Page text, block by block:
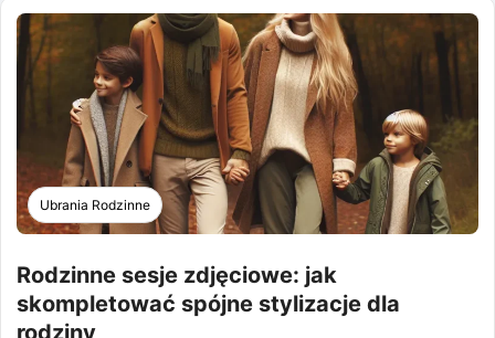
Ubrania Rodzinne
Rodzinne sesje zdjęciowe: jak
skompletować spójne stylizacje dla